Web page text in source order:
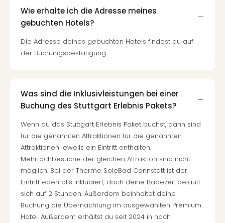
Wie erhalte ich die Adresse meines
gebuchten Hotels?
Die Adresse deines gebuchten Hotels findest du auf
der Buchungsbestätigung.
Was sind die Inklusivleistungen bei einer
Buchung des Stuttgart Erlebnis Pakets?
Wenn du das Stuttgart Erlebnis Paket buchst, dann sind
für die genannten Attraktionen für die genannten
Attraktionen jeweils ein Eintritt enthalten.
Mehrfachbesuche der gleichen Attraktion sind nicht
möglich. Bei der Therme SoleBad Cannstatt ist der
Eintritt ebenfalls inkludiert, doch deine Badezeit beläuft
sich auf 2 Stunden. Außerdem beinhaltet deine
Buchung die Übernachtung im ausgewählten Premium
Hotel. Außerdem erhältst du seit 2024 in noch